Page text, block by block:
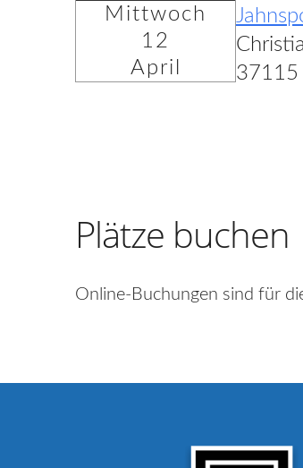
Mittwoch
12
April
37115
Plätze buchen
Online-Buchungen sind für